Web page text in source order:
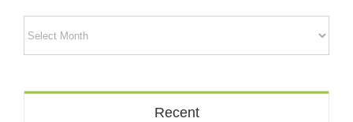
Recent